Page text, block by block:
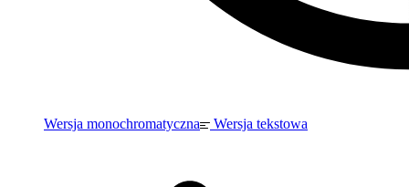
Wersja monochromatyczna Wersja tekstowa